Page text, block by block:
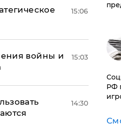
15:06
войны и
15:03
14:30
РФ